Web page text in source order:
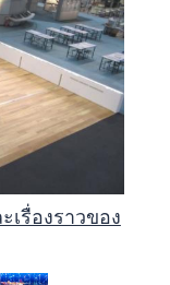
เรื่องราวของ
2025–
2023–
ะนาโกย่า
Feature
งนาโกย่า โน
ไอจิ เทคนิค
หัตถกรรม
อวิธีทำให้พ่อ